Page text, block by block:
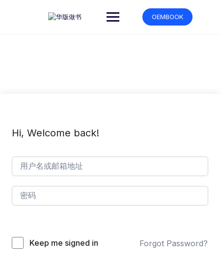
OEMBOOK
Hi, Welcome back!
Keep me signed in Forgot Password?